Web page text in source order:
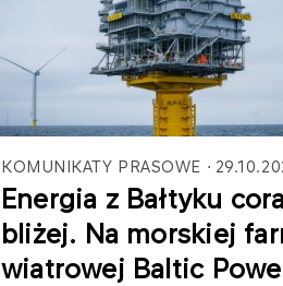
KOMUNIKATY PRASOWE
Energia z Bałtyku
bliżej. Na morskiej
wiatrowej Baltic